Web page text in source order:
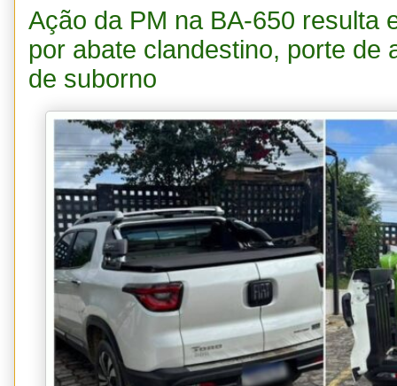
Ação da PM na BA-650 resulta
por abate clandestino, porte de
de suborno